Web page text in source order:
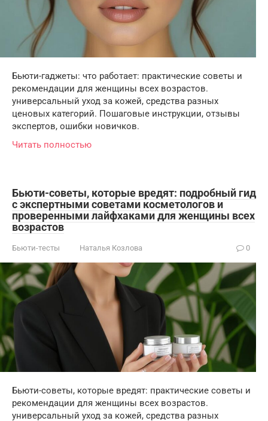
Бьюти-гаджеты: что работает: практические советы и
рекомендации для женщины всех возрастов.
универсальный уход за кожей, средства разных
ценовых категорий. Пошаговые инструкции, отзывы
экспертов, ошибки новичков.
Читать полностью
Бьюти-советы, которые вредят: подробный гид
с экспертными советами косметологов и
проверенными лайфхаками для женщины всех
возрастов
Бьюти-тесты Наталья Козлова 0
Бьюти-советы, которые вредят: практические советы и
рекомендации для женщины всех возрастов.
универсальный уход за кожей, средства разных